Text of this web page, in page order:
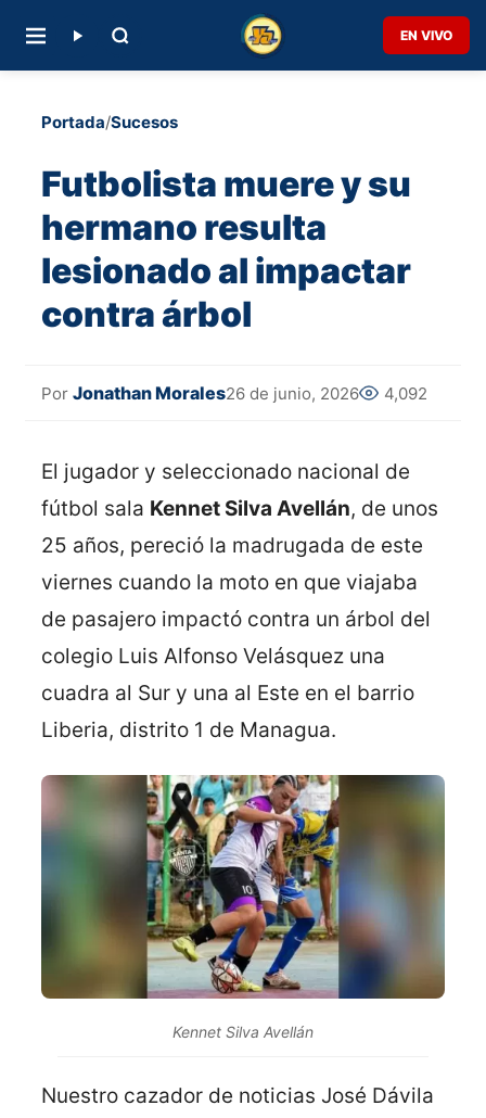
EN VIVO
Portada/Sucesos
Futbolista muere y su
hermano resulta
lesionado al impactar
contra árbol
Por Jonathan Morales26 de junio, 2026 4,092
El jugador y seleccionado nacional de
fútbol sala Kennet Silva Avellán, de unos
25 años, pereció la madrugada de este
viernes cuando la moto en que viajaba
de pasajero impactó contra un árbol del
colegio Luis Alfonso Velásquez una
cuadra al Sur y una al Este en el barrio
Liberia, distrito 1 de Managua.
Kennet Silva Avellán
Nuestro cazador de noticias José Dávila